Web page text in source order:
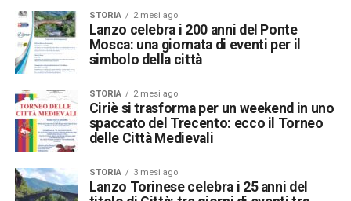
STORIA 2 mesi ago
Lanzo celebra i 200 anni del Ponte
Mosca: una giornata di eventi per il
simbolo della città
STORIA 2 mesi ago
Ciriè si trasforma per un weekend in uno
spaccato del Trecento: ecco il Torneo
delle Città Medievali
STORIA 3 mesi ago
Lanzo Torinese celebra i 25 anni del